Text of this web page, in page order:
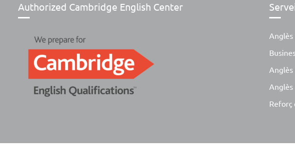
Authorized Cambridge English Center
Anglès
Anglès
Reforç